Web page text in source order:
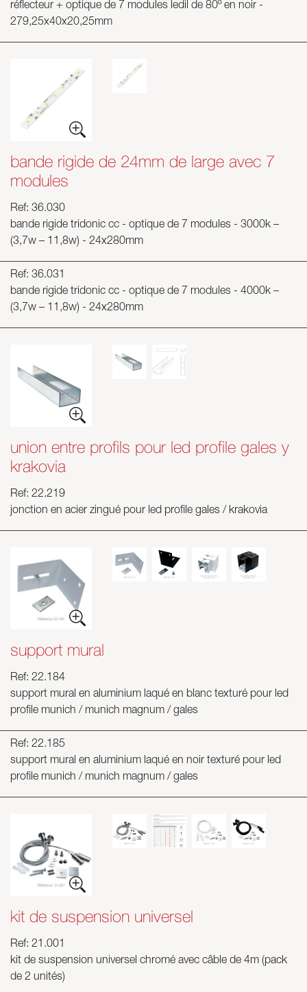
réflecteur + optique de 7 modules ledil de 80º en noir -
279,25x40x20,25mm
bande rigide de 24mm de large avec 7
modules
Ref: 36.030
bande rigide tridonic cc - optique de 7 modules - 3000k –
(3,7w – 11,8w) - 24x280mm
Ref: 36.031
bande rigide tridonic cc - optique de 7 modules - 4000k –
(3,7w – 11,8w) - 24x280mm
union entre profils pour led profile gales y
krakovia
Ref: 22.219
jonction en acier zingué pour led profile gales / krakovia
support mural
Ref: 22.184
support mural en aluminium laqué en blanc texturé pour led
profile munich / munich magnum / gales
Ref: 22.185
support mural en aluminium laqué en noir texturé pour led
profile munich / munich magnum / gales
kit de suspension universel
Ref: 21.001
kit de suspension universel chromé avec câble de 4m (pack
de 2 unités)